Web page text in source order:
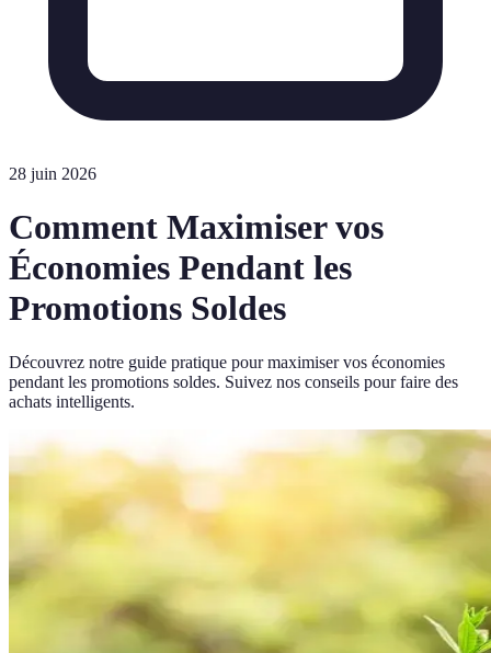
28 juin 2026
Comment Maximiser vos
Économies Pendant les
Promotions Soldes
Découvrez notre guide pratique pour maximiser vos économies
pendant les promotions soldes. Suivez nos conseils pour faire des
achats intelligents.